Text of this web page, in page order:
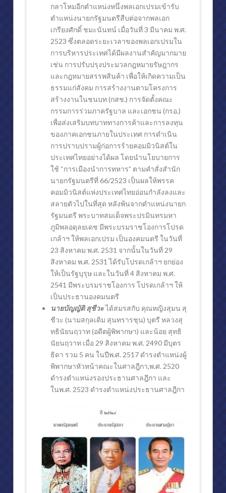
ความเป็นมาของโครงการก่อสร้างตึก สก.
วัตถุประสงค์ในการก่อสร้างตึก สก.
ทรงวางศิลาฤกษ์ “ตึก สก.”
สมเด็จพระนางเจ้าฯพระราชทานเหรียญ สก.สดุดี
สมเด็จพระเทพฯทรงเทปูนปิดงานโครงสร้าง ตึก สก.
ห้องประชุม”มงคลนาวิน”
พีระยานุเคราะห์มูลนิธิ ในพระอุปถัมภ์ของสมเด็จพระศรีนครินทราบรมรา
มูลนิธิรับเสด็จฯ
งานด้านเด็กเยาวชน มอบทุนการศึกษา
ศูนย์ผลิตผลิตภัณฑ์
สถานรับเลี้ยงเด็กปฐมวัยพีระยานาวิน ศูนย์พหลโยธิน ๔๗
สถานรับเลี้ยงเด็กปฐมวัยพีระยานาวิน ศูนย์ต่างๆ
สถานรับเลี้ยงเด็กปฐมวัยพีระยานาวินศูนย์ต่างๆ (๒)
โรงเรียนตำรวจตระเวนชายแดนพีระยานุเคราะห์ทั้ง ๔ แห่ง
กิจกรรมและโครงการต่างๆ
ศาสนา
พระบาทสมเด็จพระเจ้าอยู่หัวฯ เสด็จวัดถ้ำสิงโตทอง
ศาสนสถาน (๑)
ศาสนสถาน (๒)
พิพิธภัณฑ์
การจัดแสดงภายในพิพิธภัณฑ์สักทอง
การจัดแสดงภายในพิพิธภัณฑ์สักทอง (๒)
การจัดแสดงภายในพิพิธภัณฑ์สักทอง (๓)
กลาโหมอีกตำแหน่งหนึ่งพลเอกเปรมเข้ารับ
ตำแหน่งนายกรัฐมนตรีสืบต่อจากพลเอก
เกรียงศักดิ์ ชมะนันทน์ เมื่อวันที่ 3 มีนาคม พ.ศ.
2523 ซึ่งตลอดระยะเวลาของพลเอกเปรมใน
การบริหารประเทศได้มีผลงานสำคัญมากมาย
เช่น การปรับปรุงประมวลกฎหมายรัษฎากร
และกฎหมายสรรพสินค้า เพื่อให้เกิดความเป็น
ธรรมแก่สังคม การสร้างงานตามโครงการ
สร้างงานในชนบท (กสช.) การจัดตั้งคณะ
กรรมการร่วมภาครัฐบาล และเอกชน (กรอ.)
เพื่อส่งเสริมบทบาททางการค้าและการลงทุน
ของภาคเอกชนภายในประเทศ การดำเนิน
การปราบปรามผู้ก่อการร้ายคอมมิวนิสต์ใน
ประเทศไทยอย่างได้ผล โดยนำนโยบายการ
ใช้ “การเมืองนำการทหาร” ตามคำสั่งสำนัก
นายกรัฐมนตรีที่ 66/2523 เป็นผลให้พรรค
คอมมิวนิสต์แห่งประเทศไทยอ่อนกำลังลงและ
สลายตัวไปในที่สุด หลังพ้นจากตำแหน่งนายก
รัฐมนตรี พระบาทสมเด็จพระปรมินทรมหา
ภูมิพลอดุลยเดช มีพระบรมราชโองการโปรด
เกล้าฯ ให้พลเอกเปรม เป็นองคมนตรี ในวันที่
23 สิงหาคม พ.ศ. 2531 จากนั้นในวันที่ 29
สิงหาคม พ.ศ. 2531 ได้รับโปรดเกล้าฯ ยกย่อง
ให้เป็นรัฐบุรุษ และในวันที่ 4 สิงหาคม พ.ศ.
2541 มีพระบรมราชโองการ โปรดเกล้าฯ ให้
เป็นประธานองคมนตรี
นายบัญญัติ สุชีวะได้สมรสกับ คุณหญิงสุมน สุ
ชีวะ (นามสกุลเดิม สุนทรารชุน) บุตรี หลวงสุ
ทธินัยนฤวาท (อดีตผู้พิพากษา) และน้อย สุทธิ
นัยนฤวาท เมื่อ 29 สิงหาคม พ.ศ. 2490 มีบุตร
ธิดา รวม 5 คน ในปีพ.ศ. 2517 ดำรงตำแหน่งผู้
พิพากษาหัวหน้าคณะในศาลฎีกา,พ.ศ. 2520
ดำรงตำแหน่งรองประธานศาลฎีกา และ
ในพ.ศ. 2523 ดำรงตำแหน่งประธานศาลฎีกา